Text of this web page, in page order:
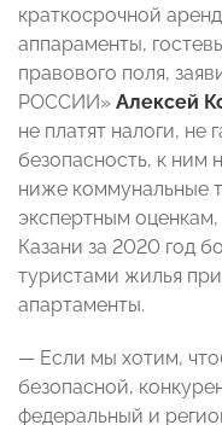
краткосрочной
аппараменты,
правового поля,
РОССИИ» Алексей
не платят налоги, не
безопасность, к ним
ниже коммунальные
экспертным оценкам,
Казани за 2020 год
туристами жилья
апартаменты.
— Если мы хотим,
безопасной,
федеральный и